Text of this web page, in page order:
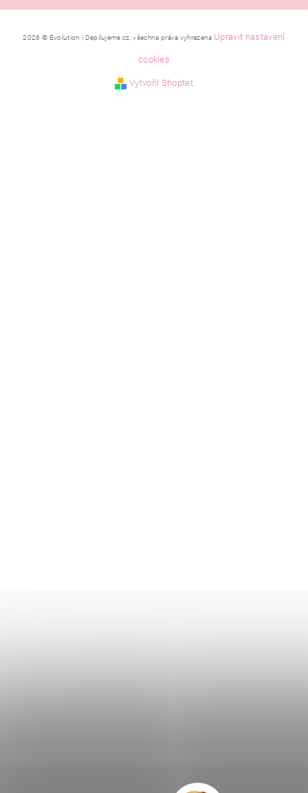
2026 © Evolution | Depilujeme.cz, všechna práva vyhrazena Upravit nastavení
cookies
Vytvořil Shoptet